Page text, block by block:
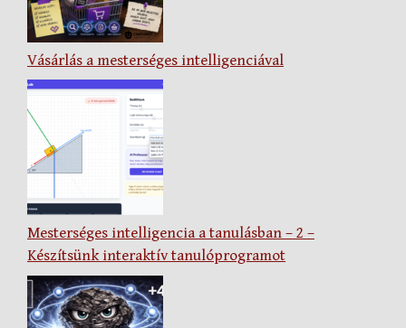
Vásárlás a mesterséges intelligenciával
Mesterséges intelligencia a tanulásban – 2 –
Készítsünk interaktív tanulóprogramot